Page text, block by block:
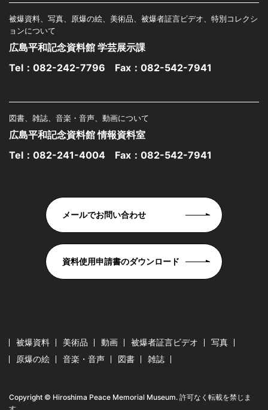
被爆資料、写真、原爆の絵、美術品、被爆者証言ビデオ、特別コレクシ
ョンについて
広島平和記念資料館 学芸展示課
Tel： 082-242-7796 Fax：082-542-7941
図書、雑誌、音楽・音声、動画について
広島平和記念資料館 情報資料室
Tel： 082-241-4004 Fax：082-542-7941
メールでお問い合わせ
資料使用申請書のダウンロード
被爆資料 美術品 動画 被爆者証言ビデオ
写真
原爆の絵
音楽・音声 図書 雑誌
Copyright © Hiroshima Peace Memorial Museum. 許可なく転載を禁じま